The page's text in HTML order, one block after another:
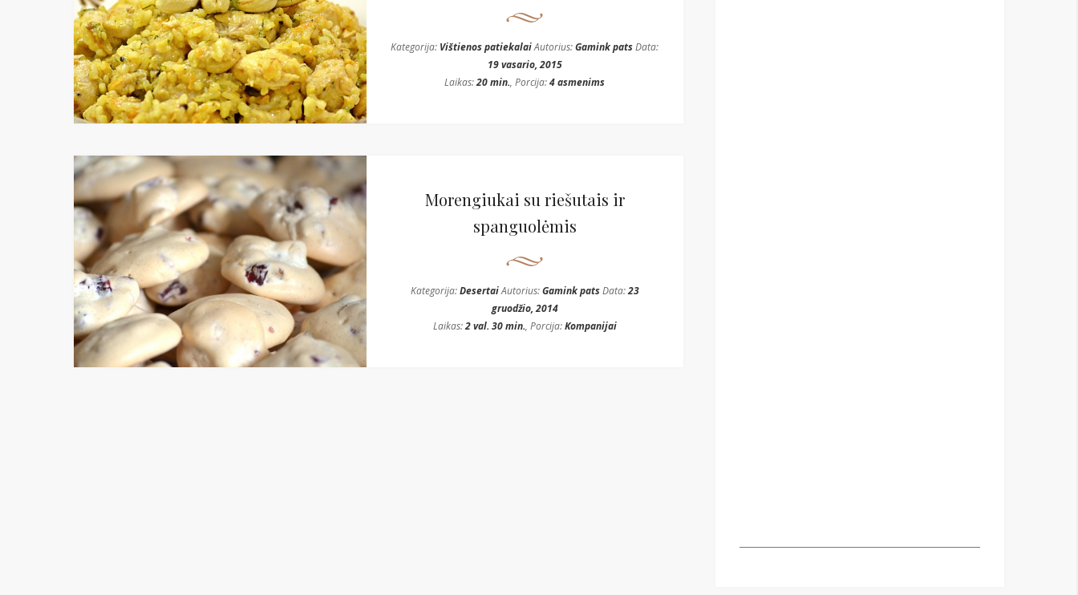
Kategorija: Vištienos patiekalaiAutorius:Gamink patsData:
19 vasario, 2015
Laikas:20 min., Porcija:4 asmenims
Morengiukai su riešutais ir
spanguolėmis
Kategorija:DesertaiAutorius:Gamink patsData:23
gruodžio, 2014
Laikas:2 val. 30 min., Porcija:Kompanijai